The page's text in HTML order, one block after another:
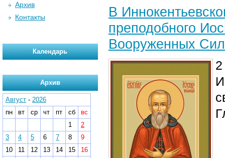
В
преподобного
Вооруженных
Архив
Контакты
Календарь
Архив
Август - 2026
пн
вт ср чт пт сб
вс
1
2
3
4 5 6 7 8
9
10
11 12 13 14 15
16